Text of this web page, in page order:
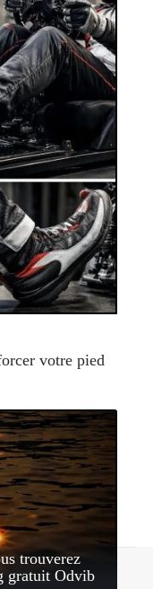
votre pied
trouverez
gratuit Odvib
Sitemap